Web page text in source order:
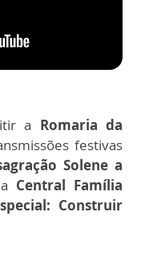
a Romaria da
festivas
Solene a
Central Família
Construir